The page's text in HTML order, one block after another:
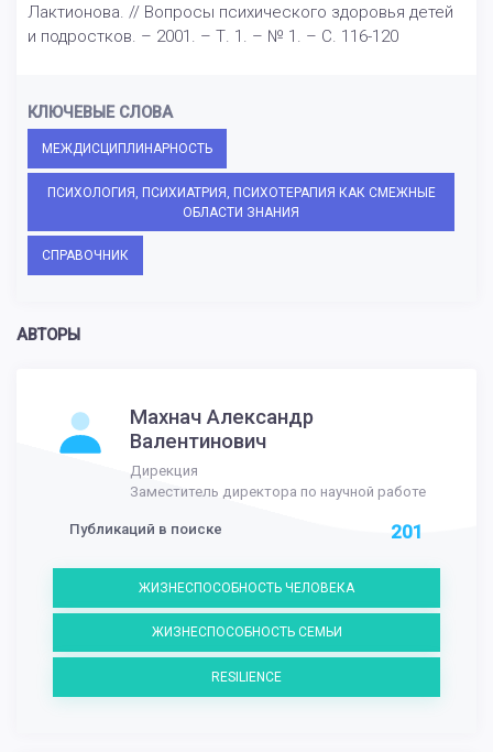
Лактионова. // Вопросы психического здоровья детей
и подростков. – 2001. – Т. 1. – № 1. – С. 116-120
КЛЮЧЕВЫЕ СЛОВА
МЕЖДИСЦИПЛИНАРНОСТЬ
ПСИХОЛОГИЯ, ПСИХИАТРИЯ, ПСИХОТЕРАПИЯ КАК СМЕЖНЫЕ
ОБЛАСТИ ЗНАНИЯ
СПРАВОЧНИК
АВТОРЫ
Махнач Александр
Валентинович
Дирекция
Заместитель директора по научной работе
Публикаций в поиске 201
ЖИЗНЕСПОСОБНОСТЬ ЧЕЛОВЕКА
ЖИЗНЕСПОСОБНОСТЬ СЕМЬИ
RESILIENCE